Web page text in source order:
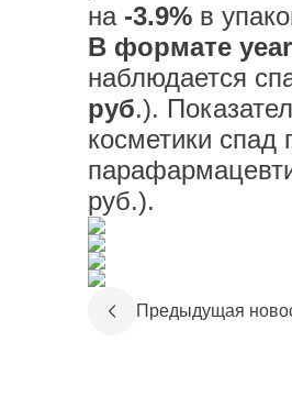
на -3.9% в
В формате
наблюдается
руб.).
косметики спад
руб.).
Предыдущая